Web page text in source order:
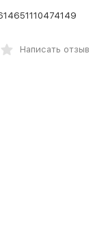
Написать отзыв